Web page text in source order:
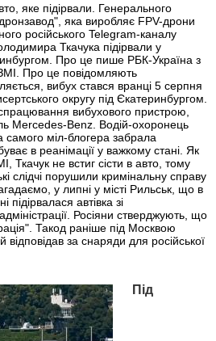
яке підірвали. Генерального
яка виробляє FPV-дрони
російського Telegram-каналу
Ткачука підірвали у
Про це пише РБК-Україна з
Про це повідомляють
вибух стався вранці 5 серпня
округу під Єкатеринбургом.
вибухового пристрою,
Mercedes-Benz. Водій-охоронець
самого міл-блогера забрала
в реанімації у важкому стані. Як
Ткачук не встиг сісти в авто, тому
слідчі порушили кримінальну справу
у липні у місті Рильськ, що в
підірвалася автівка зі
Росіяни стверджують, що
Такод раніше під Москвою
відповідав за снаряди для російської
Під